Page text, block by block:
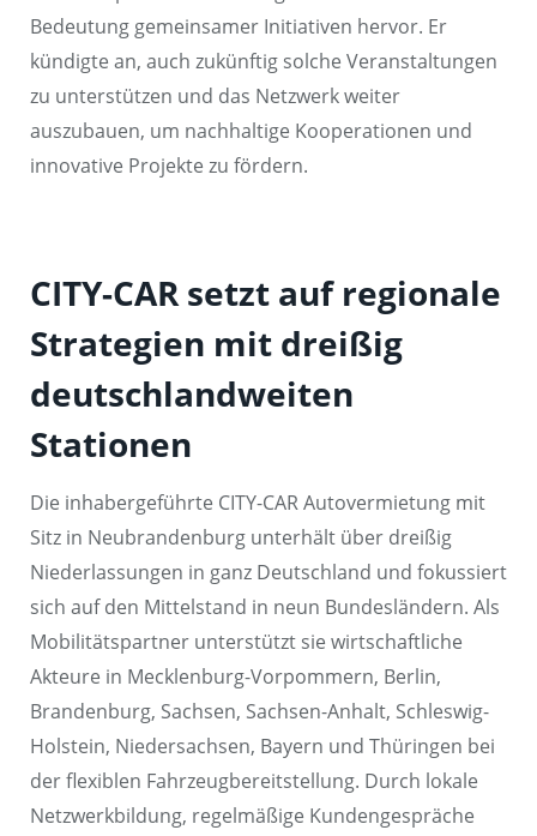
Bedeutung gemeinsamer Initiativen hervor. Er
kündigte an, auch zukünftig solche Veranstaltungen
zu unterstützen und das Netzwerk weiter
auszubauen, um nachhaltige Kooperationen und
innovative Projekte zu fördern.
CITY-CAR setzt auf regionale
Strategien mit dreißig
deutschlandweiten
Stationen
Die inhabergeführte CITY-CAR Autovermietung mit
Sitz in Neubrandenburg unterhält über dreißig
Niederlassungen in ganz Deutschland und fokussiert
sich auf den Mittelstand in neun Bundesländern. Als
Mobilitätspartner unterstützt sie wirtschaftliche
Akteure in Mecklenburg-Vorpommern, Berlin,
Brandenburg, Sachsen, Sachsen-Anhalt, Schleswig-
Holstein, Niedersachsen, Bayern und Thüringen bei
der flexiblen Fahrzeugbereitstellung. Durch lokale
Netzwerkbildung, regelmäßige Kundengespräche